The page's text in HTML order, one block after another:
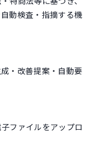
動検査・指摘する機
・改善提案・自動要
ファイルをアップロ